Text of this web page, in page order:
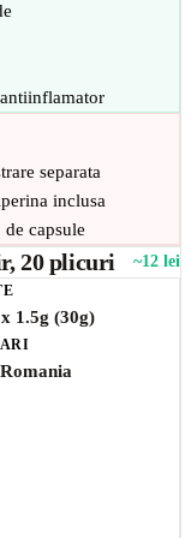
separata
inclusa
capsule
20 plicuri ~12 lei
1.5g (30g)